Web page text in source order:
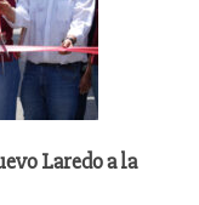
Laredo a la